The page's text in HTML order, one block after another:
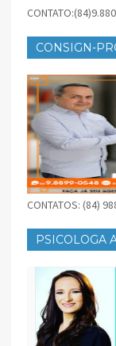
CONSIGN-
CONTATOS: (84)
PSICOLOGA